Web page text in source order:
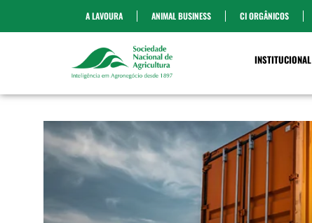
A LAVOURA ANIMAL BUSINESS CI ORGÂNICOS
INSTITUCIONAL